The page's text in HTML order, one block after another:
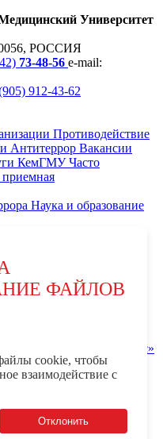
Университет
РОССИЯ
73-48-56 e-mail:
912-43-62
Противодействие
Антитеррор Вакансии
КемГМУ Часто
приемная
Наука и образование
Российской
Федерации
уровня «Кузбасс»
VK -
России
ФАЙЛОВ
cookie, чтобы
взаимодействие с
Отклонить